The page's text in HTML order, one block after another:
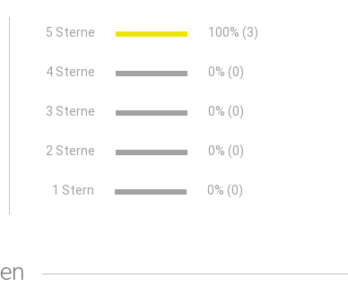
für Kabelende
5 Sterne 100% (3)
4 Sterne 0% (0)
3 Sterne 0% (0)
2 Sterne 0% (0)
1 Stern 0% (0)